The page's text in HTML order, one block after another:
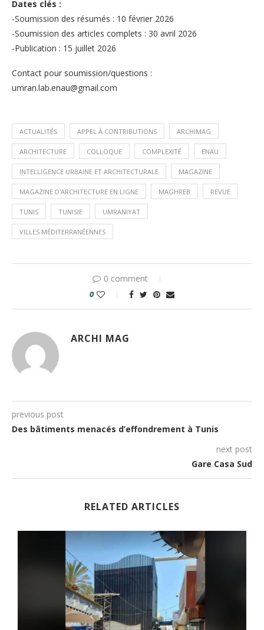
Dates clés :
-Soumission des résumés : 10 février 2026
-Soumission des articles complets : 30 avril 2026
-Publication : 15 juillet 2026
Contact pour soumission/questions :
umran.lab.enau@gmail.com
ACTUALITÉS APPEL À CONTRIBUTIONS ARCHIMAG
ARCHITECTURE COLLOQUE COMPLEXITÉ ENAU
INTELLIGENCE URBAINE ET ARCHITECTURALE MAGAZINE
MAGAZINE D'ARCHITECTURE EN LIGNE MAGHREB REVUE
TUNIS TUNISIE UMRANIYAT
VILLES MÉDITERRANÉENNES
0 comment
0
ARCHI MAG
previous post
Des bâtiments menacés d’effondrement à Tunis
next post
Gare Casa Sud
RELATED ARTICLES